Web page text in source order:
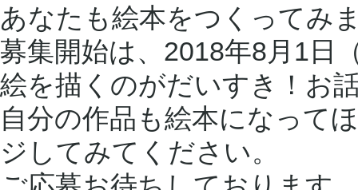
あなたも絵本をつくってみ
募集開始は、2018年8月1日
絵を描くのがだいすき！お
自分の作品も絵本になって
ジしてみてください。